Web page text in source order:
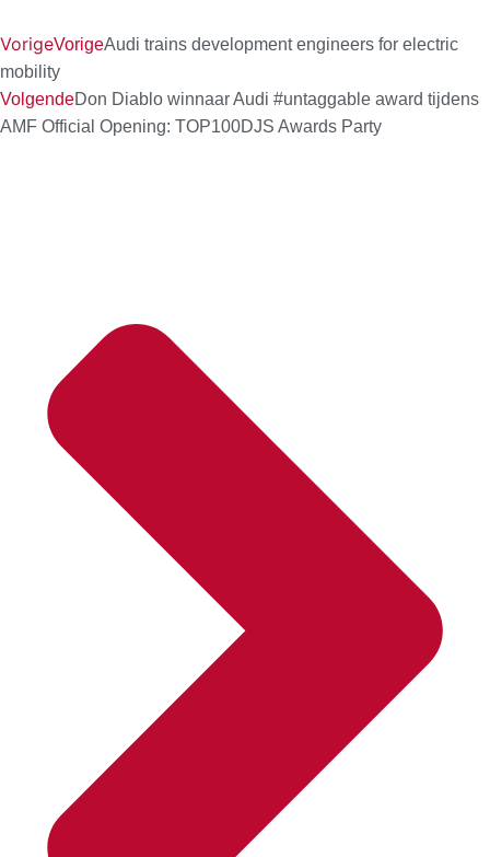
VorigeVorigeAudi trains development engineers for electric
mobility
VolgendeDon Diablo winnaar Audi #untaggable award tijdens
AMF Official Opening: TOP100DJS Awards Party